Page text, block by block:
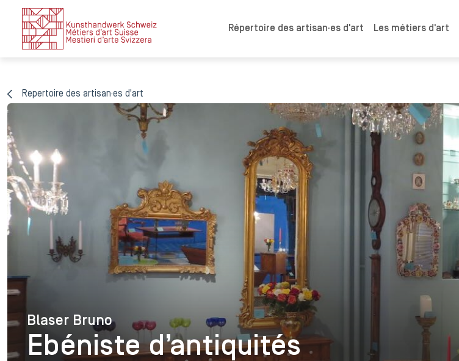
Répertoire des artisan·es d'art Les métiers d'art
Repertoire des artisan·es d'art
Blaser Bruno
Blaser Bruno
Ebéniste d’antiquités